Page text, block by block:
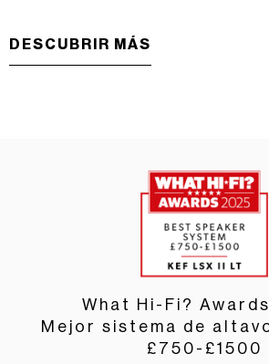
DESCUBRIR MÁS
What Hi-Fi?
Mejor sistema de
£750-£1500